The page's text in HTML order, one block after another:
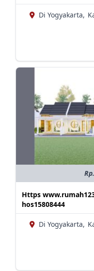
Di Yogyakarta,
Https
hos15808444
Di Yogyakarta,